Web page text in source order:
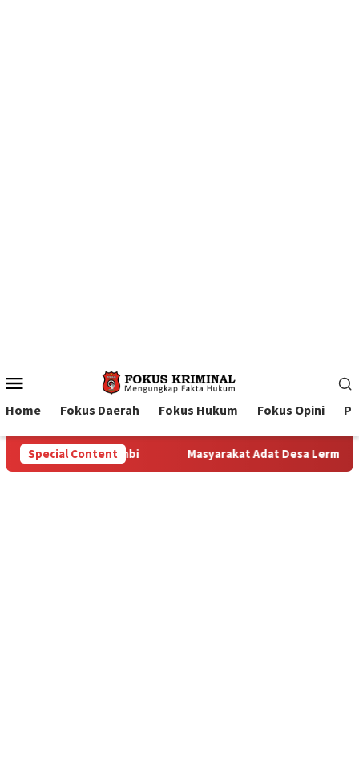
Menu
Home Fokus Daerah Fokus Hukum Fokus Opini
Special Content
Jambi Masyarakat Adat Desa Lermatang Menanti